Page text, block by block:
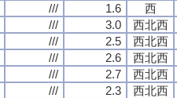
/// 1.6 西
/// 3.0 西北西
/// 2.5 西北西
/// 2.6 西北西
/// 2.7 西北西
/// 2.3 西北西